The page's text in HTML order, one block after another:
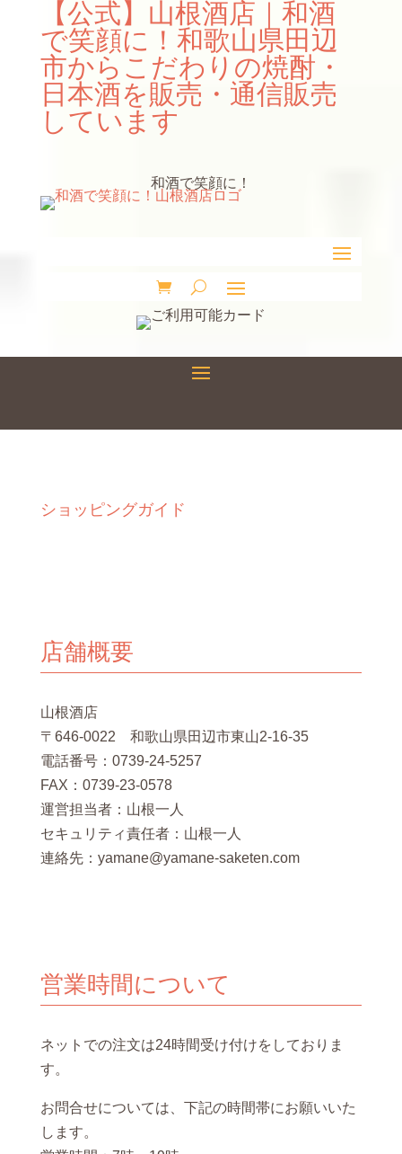
【公式】山根酒店｜和酒
で笑顔に！和歌山県田辺
市からこだわりの焼酎・
日本酒を販売・通信販売
しています
和酒で笑顔に！
ショッピングガイド
店舗概要
山根酒店
〒646-0022 和歌山県田辺市東山2-16-35
電話番号：0739-24-5257
FAX：0739-23-0578
運営担当者：山根一人
セキュリティ責任者：山根一人
連絡先：yamane@yamane-saketen.com
営業時間について
ネットでの注文は24時間受け付けをしておりま
す。
お問合せについては、下記の時間帯にお願いいた
します。